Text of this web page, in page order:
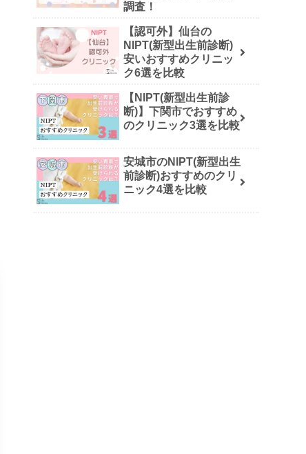
調査！
【認可外】仙台の
NIPT(新型出生前診断)
安いおすすめクリニッ
ク6選を比較
【NIPT(新型出生前診
断)】下関市でおすすめ
のクリニック3選を比較
安城市のNIPT(新型出生
前診断)おすすめのクリ
ニック4選を比較